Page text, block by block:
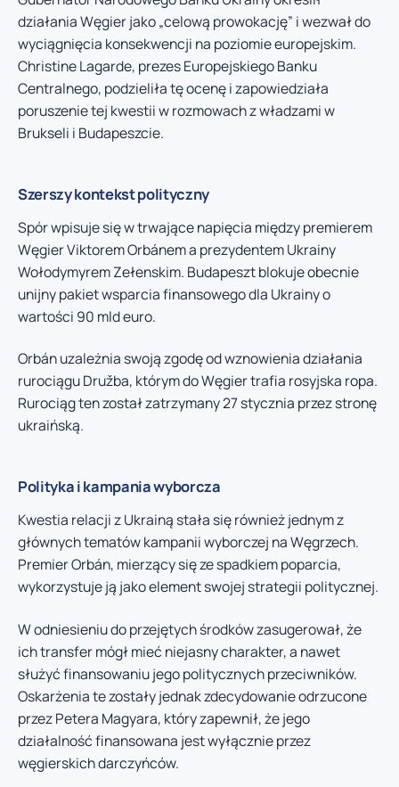
działania Węgier jako „celową prowokację” i wezwał do
wyciągnięcia konsekwencji na poziomie europejskim.
Christine Lagarde, prezes Europejskiego Banku
Centralnego, podzieliła tę ocenę i zapowiedziała
poruszenie tej kwestii w rozmowach z władzami w
Brukseli i Budapeszcie.
Szerszy kontekst polityczny
Spór wpisuje się w trwające napięcia między premierem
Węgier Viktorem Orbánem a prezydentem Ukrainy
Wołodymyrem Zełenskim. Budapeszt blokuje obecnie
unijny pakiet wsparcia finansowego dla Ukrainy o
wartości 90 mld euro.
Orbán uzależnia swoją zgodę od wznowienia działania
rurociągu Družba, którym do Węgier trafia rosyjska ropa.
Rurociąg ten został zatrzymany 27 stycznia przez stronę
ukraińską.
Polityka i kampania wyborcza
Kwestia relacji z Ukrainą stała się również jednym z
głównych tematów kampanii wyborczej na Węgrzech.
Premier Orbán, mierzący się ze spadkiem poparcia,
wykorzystuje ją jako element swojej strategii politycznej.
W odniesieniu do przejętych środków zasugerował, że
ich transfer mógł mieć niejasny charakter, a nawet
służyć finansowaniu jego politycznych przeciwników.
Oskarżenia te zostały jednak zdecydowanie odrzucone
przez Petera Magyara, który zapewnił, że jego
działalność finansowana jest wyłącznie przez
węgierskich darczyńców.